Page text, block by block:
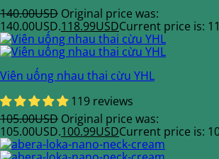
140.00USD Original price was:
140.00USD.118.99USDCurrent price is:
Viên uống nhau thai cừu YHL
119 reviews
105.00USD Original price was:
105.00USD.100.99USDCurrent price is: